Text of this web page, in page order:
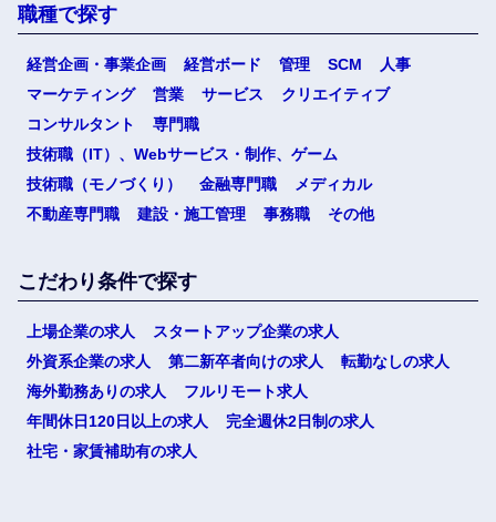
職種で探す
経営企画・事業企画 経営ボード 管理 SCM
人事
マーケティング
営業 サービス
クリエイティブ
コンサルタント
専門職
技術職（IT）、Webサービス・制作、ゲーム
技術職（モノづくり）
金融専門職
メディカル
不動産専門職
建設・施工管理 事務職 その他
こだわり条件で探す
上場企業の求人
スタートアップ企業の求人
外資系企業の求人
第二新卒者向けの求人
転勤なしの求人
海外勤務ありの求人
フルリモート求人
年間休日120日以上の求人
完全週休2日制の求人
社宅・家賃補助有の求人